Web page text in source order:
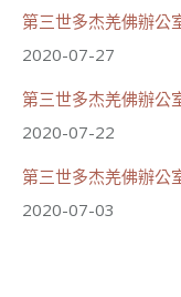
第三世多杰羌佛辦公
2020-07-27
第三世多杰羌佛辦公
2020-07-22
第三世多杰羌佛辦公
2020-07-03